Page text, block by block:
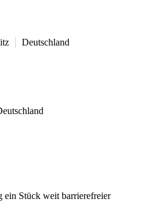
Deutschland
ein Stück weit barrierefreier